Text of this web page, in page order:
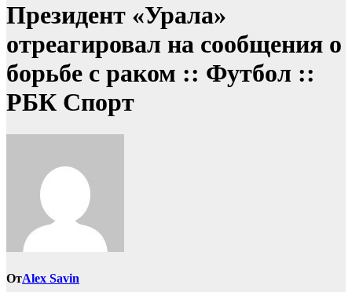
Президент «Урала»
отреагировал на сообщения о
борьбе с раком :: Футбол ::
РБК Спорт
ОтAlex Savin